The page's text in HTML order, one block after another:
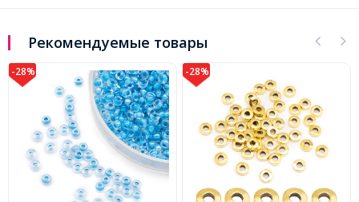
Рекомендуемые товары
-28% -21%